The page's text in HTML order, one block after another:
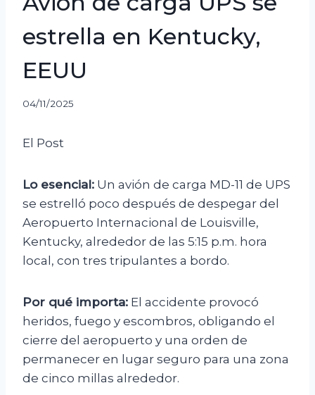
estrella en Kentucky,
EEUU
04/11/2025
El Post
Lo esencial: Un avión de carga MD-11 de UPS
se estrelló poco después de despegar del
Aeropuerto Internacional de Louisville,
Kentucky, alrededor de las 5:15 p.m. hora
local, con tres tripulantes a bordo.
Por qué importa: El accidente provocó
heridos, fuego y escombros, obligando el
cierre del aeropuerto y una orden de
permanecer en lugar seguro para una zona
de cinco millas alrededor.